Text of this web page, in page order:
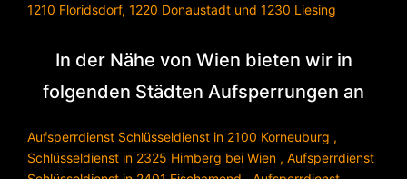
1210 Floridsdorf, 1220 Donaustadt und 1230 Liesing
In der Nähe von Wien bieten wir in
folgenden Städten Aufsperrungen an
Aufsperrdienst Schlüsseldienst in 2100 Korneuburg ,
Schlüsseldienst in 2325 Himberg bei Wien , Aufsperrdienst